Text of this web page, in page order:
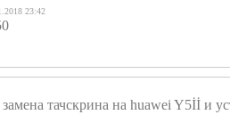
23:42
замена тачскрина на huawei Y5İİ и